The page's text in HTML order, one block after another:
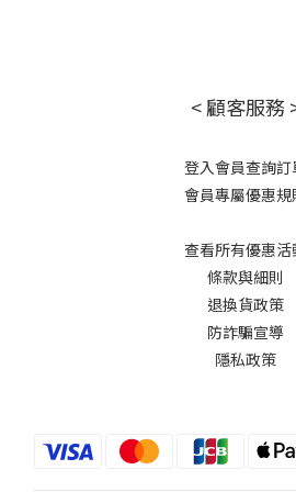
< 顧客服務
登入會員查詢訂
會員專屬優惠規
查看所有優惠活
條款與細則
退換貨政策
防詐騙宣導
隱私政策